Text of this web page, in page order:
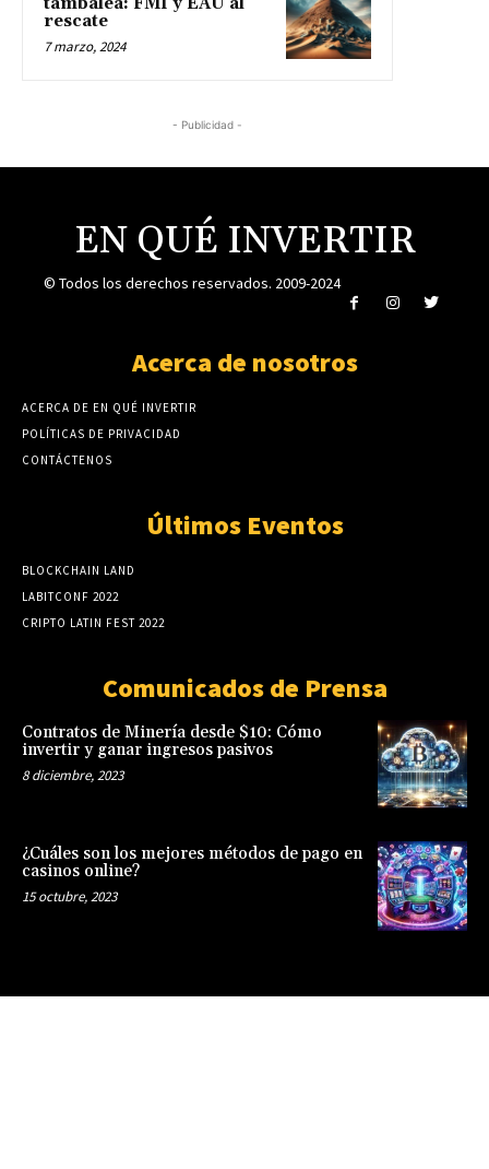
rescate
7 marzo, 2024
- Publicidad -
EN QUÉ INVERTIR
© Todos los derechos reservados. 2009-2024
Acerca de nosotros
ACERCA DE EN QUÉ INVERTIR
POLÍTICAS DE PRIVACIDAD
CONTÁCTENOS
Últimos Eventos
BLOCKCHAIN LAND
LABITCONF 2022
CRIPTO LATIN FEST 2022
Comunicados de Prensa
Contratos de Minería desde $10: Cómo
invertir y ganar ingresos pasivos
8 diciembre, 2023
¿Cuáles son los mejores métodos de pago en
casinos online?
15 octubre, 2023